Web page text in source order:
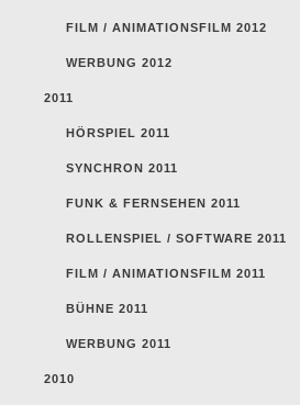
FILM / ANIMATIONSFILM 2012
WERBUNG 2012
2011
HÖRSPIEL 2011
SYNCHRON 2011
FUNK & FERNSEHEN 2011
ROLLENSPIEL / SOFTWARE 2011
FILM / ANIMATIONSFILM 2011
BÜHNE 2011
WERBUNG 2011
2010